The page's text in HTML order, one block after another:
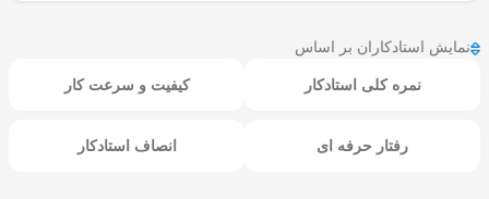
نمایش استادکاران بر اساس
نمره کلی استادکار کیفیت و سرعت کار
رفتار حرفه ای انصاف استادکار